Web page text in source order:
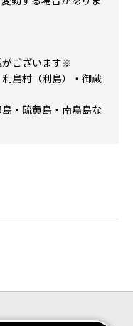
ございます※
島村（利島）・御蔵
・硫黄島・南鳥島な